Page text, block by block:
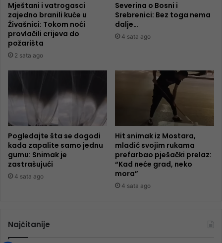
Mještani i vatrogasci
zajedno branili kuće u
Živašnici: Tokom noći
provlačili crijeva do
požarišta
2 sata ago
Severina o Bosni i
Srebrenici: Bez toga nema
dalje…
4 sata ago
Pogledajte šta se dogodi
kada zapalite samo jednu
gumu: Snimak je
zastrašujući
4 sata ago
Hit snimak iz Mostara,
mladić svojim rukama
prefarbao pješački prelaz:
“Kad neće grad, neko
mora”
4 sata ago
Najčitanije